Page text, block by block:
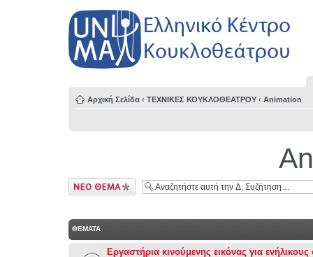
Αρχική Σελίδα ‹ ΤΕΧΝΙΚΕΣ ΚΟΥΚΛΟΘΕΑΤΡΟΥ ‹ Animation
Δημιουργία νέου
θέματος
ΘΕΜΑΤΑ
Εργαστήρια κινούμενης εικόνας για